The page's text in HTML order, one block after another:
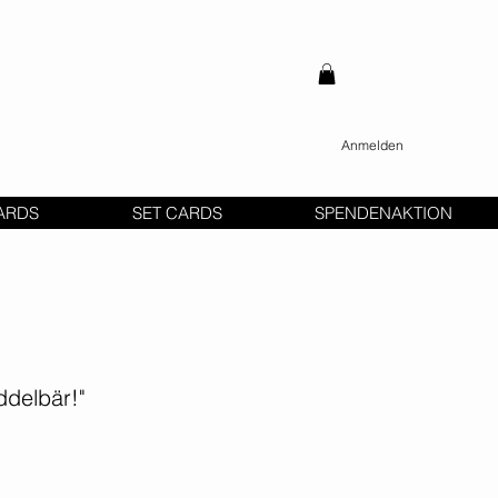
Anmelden
SET CARDS SPENDENAKTION